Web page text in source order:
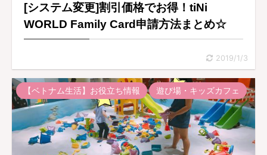
[システム変更]割引価格でお得！tiNi
WORLD Family Card申請方法まとめ☆
2019/1/3
【ベトナム生活】お役立ち情報 遊び場・キッズカフェ